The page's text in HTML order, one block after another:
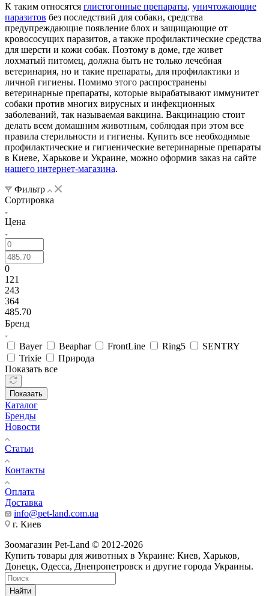
К таким относятся глистогонные препараты, уничтожающие
паразитов без последствий для собаки, средства
предупреждающие появление блох и защищающие от
кровососущих паразитов, а также профилактические средства
для шерсти и кожи собак. Поэтому в доме, где живет
лохматый питомец, должна быть не только лечебная
ветеринария, но и такие препараты, для профилактики и
личной гигиены. Помимо этого распространены
ветеринарные препараты, которые вырабатывают иммунитет
собаки против многих вирусных и инфекционных
заболеваний, так называемая вакцина. Вакцинацию стоит
делать всем домашним животным, соблюдая при этом все
правила стерильности и гигиены. Купить все необходимые
профилактические и гигиенические ветеринарные препараты
в Киеве, Харькове и Украине, можно оформив заказ на сайте
нашего интернет-магазина.
Фильтр
Сортировка
Цена
0
121
243
364
485.70
Бренд
Bayer Beaphar FrontLine Ring5
SENTRY
Trixie
Природа
Показать все
Показать
Каталог
Бренды
Новости
Статьи
Контакты
Оплата
Доставка
info@pet-land.com.ua
г. Киев
Зоомагазин Pet-Land © 2012-2026
Купить товары для животных в Украине: Киев, Харьков,
Донецк, Одесса, Днепропетровск и другие города Украины.
Найти